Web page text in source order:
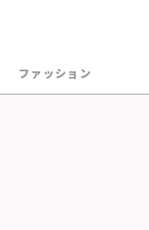
ファッション